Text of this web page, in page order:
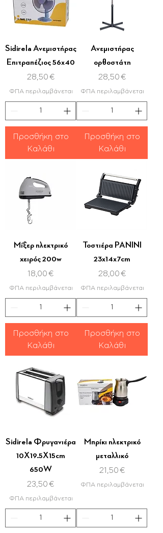
Sidirela Ανεμιστήρας
Επιτραπέζιος 56x40
Τιμή
28,50 €
ΦΠΑ περιλαμβάνεται
Προσθήκη στο
Καλάθι
Ανεμιστήρας
ορθοστάτη
Τιμή
28,50 €
ΦΠΑ περιλαμβάνεται
Προσθήκη στο
Καλάθι
Μίξερ ηλεκτρικό
χειρός 200w
Τιμή
18,00 €
ΦΠΑ περιλαμβάνεται
Προσθήκη στο
Καλάθι
Τοστιέρα PANINI
23x14x7cm
Τιμή
28,00 €
ΦΠΑ περιλαμβάνεται
Προσθήκη στο
Καλάθι
Sidirela Φρυγανιέρα
10Χ19.5Χ15cm
650W
Τιμή
23,50 €
ΦΠΑ περιλαμβάνεται
Μπρίκι ηλεκτρικό
μεταλλικό
Τιμή
21,50 €
ΦΠΑ περιλαμβάνεται